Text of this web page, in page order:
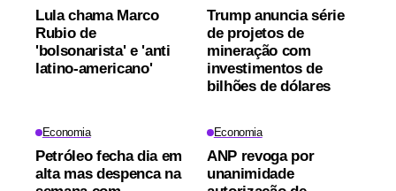
Lula chama Marco
Rubio de
'bolsonarista' e 'anti
latino-americano'
Trump anuncia série
de projetos de
mineração com
investimentos de
bilhões de dólares
Economia
Petróleo fecha dia em
alta mas despenca na
Economia
ANP revoga por
unanimidade